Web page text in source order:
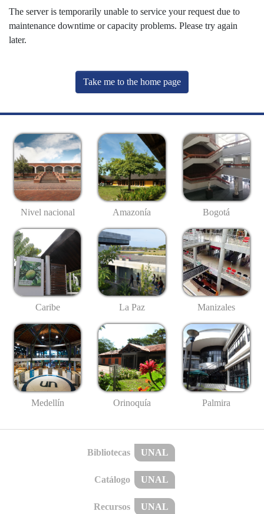
The server is temporarily unable to service your request due to
maintenance downtime or capacity problems. Please try again
later.
Take me to the home page
Nivel nacional Amazonía Bogotá
Caribe La Paz Manizales
Medellín Orinoquía Palmira
Bibliotecas UNAL
Catálogo UNAL
Recursos UNAL